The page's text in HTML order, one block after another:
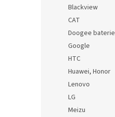
Blackview
CAT
Doogee baterie
Google
HTC
Huawei, Honor
Lenovo
LG
Meizu